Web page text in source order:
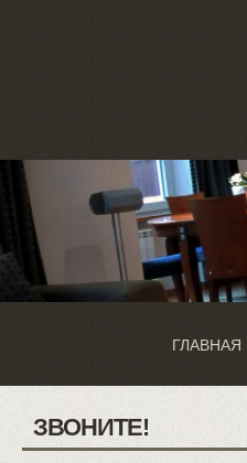
ГЛАВНАЯ
ЗВОНИТЕ!